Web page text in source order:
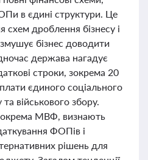
в єдині структури. Це
дроблення бізнесу і
бізнес доводити
держава нагадує
строки, зокрема 20
єдиного соціального
військового збору.
МВФ, визнають
ФОПів і
рішень для